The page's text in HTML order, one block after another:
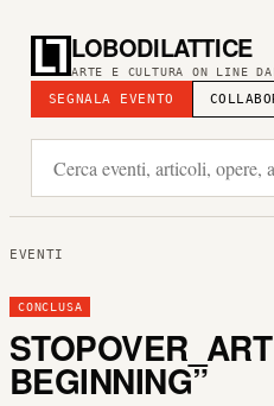
LOBODILATTICE
ARTE E CULTURA ON LINE
SEGNALA EVENTO
EVENTI
CONCLUSA
BEGINNING”